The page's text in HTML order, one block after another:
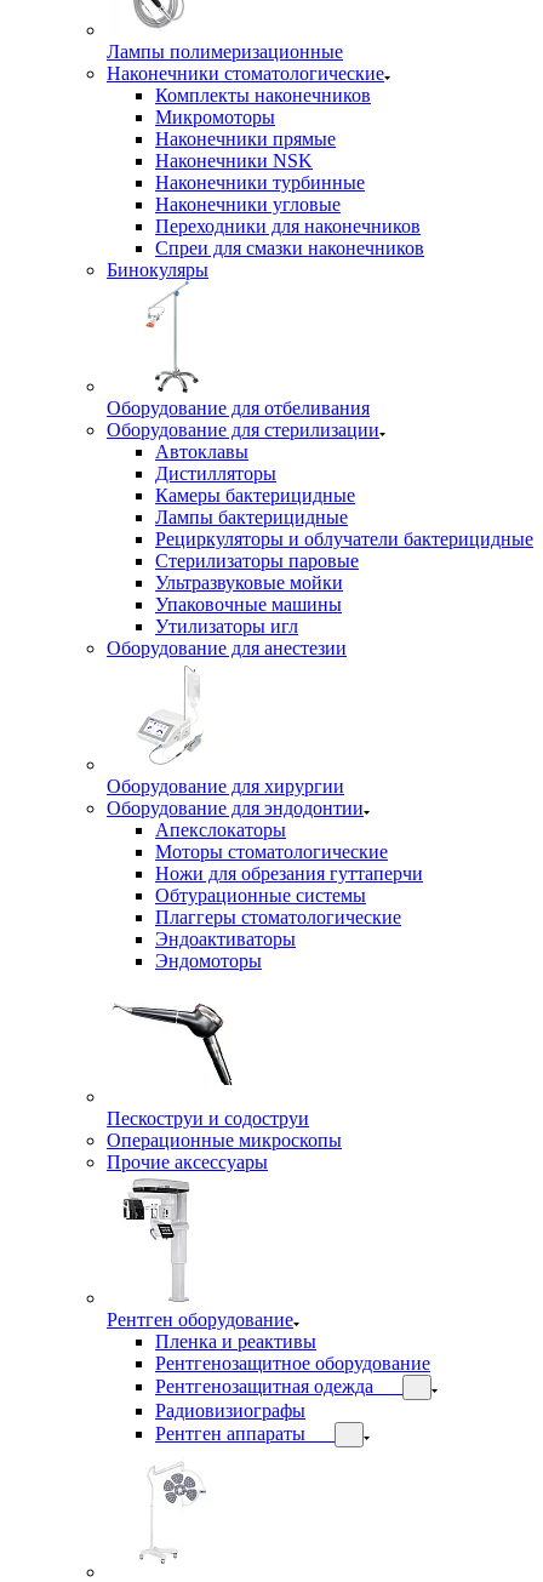
Лампы полимеризационные
Наконечники стоматологические
Комплекты наконечников
Микромоторы
Наконечники прямые
Наконечники NSK
Наконечники турбинные
Наконечники угловые
Переходники для наконечников
Спреи для смазки наконечников
Бинокуляры
Оборудование для отбеливания
Оборудование для стерилизации
Автоклавы
Дистилляторы
Камеры бактерицидные
Лампы бактерицидные
Рециркуляторы и облучатели бактерицидные
Стерилизаторы паровые
Ультразвуковые мойки
Упаковочные машины
Утилизаторы игл
Оборудование для анестезии
Оборудование для хирургии
Оборудование для эндодонтии
Апекслокаторы
Моторы стоматологические
Ножи для обрезания гуттаперчи
Обтурационные системы
Плаггеры стоматологические
Эндоактиваторы
Эндомоторы
Пескоструи и содоструи
Операционные микроскопы
Прочие аксессуары
Рентген оборудование
Пленка и реактивы
Рентгенозащитное оборудование
Рентгенозащитная одежда
Радиовизиографы
Рентген аппараты